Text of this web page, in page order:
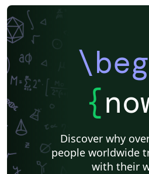
{
Discover why
people worldwide
with their